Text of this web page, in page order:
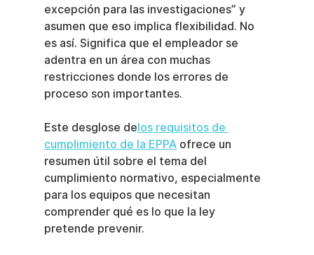
excepción para las investigaciones” y
asumen que eso implica flexibilidad. No
es así. Significa que el empleador se
adentra en un área con muchas
restricciones donde los errores de
proceso son importantes.
Este desglose delos requisitos de
cumplimiento de la EPPA ofrece un
resumen útil sobre el tema del
cumplimiento normativo, especialmente
para los equipos que necesitan
comprender qué es lo que la ley
pretende prevenir.